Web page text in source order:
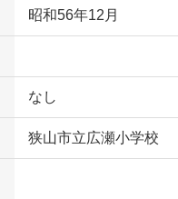
昭和56年12月
なし
狭山市立広瀬小学校